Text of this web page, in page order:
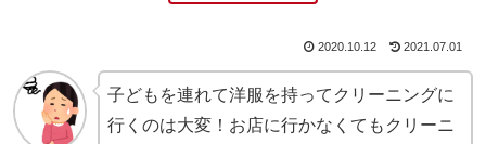
2020.10.12 2021.07.01
子どもを連れて洋服を持ってクリーニングに
行くのは大変！お店に行かなくてもクリーニ